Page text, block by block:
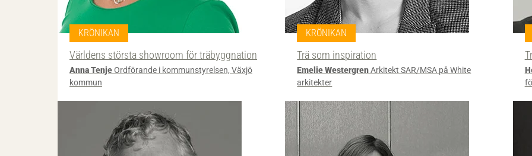
KRÖNIKAN
Världens största showroom för träbyggnation
Anna TenjeOrdförande i kommunstyrelsen, Växjö
kommun
KRÖNIKAN
Trä som inspiration
Emelie WestergrenArkitekt SAR/MSA på White
arkitekter